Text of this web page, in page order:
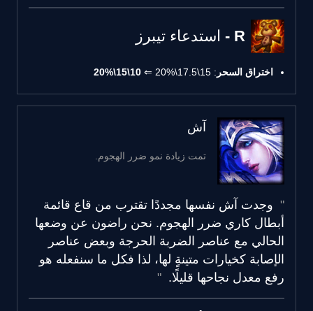
R - استدعاء تيبرز
اختراق السحر : 15\17.5\20% ⇐
10\15\20%
آش
تمت زيادة نمو ضرر الهجوم.
وجدت آش نفسها مجددًا تقترب من قاع قائمة
أبطال كاري ضرر الهجوم. نحن راضون عن وضعها
الحالي مع عناصر الضربة الحرجة وبعض عناصر
الإصابة كخيارات متينةٍ لها، لذا فكل ما سنفعله هو
رفع معدل نجاحها قليلًا.